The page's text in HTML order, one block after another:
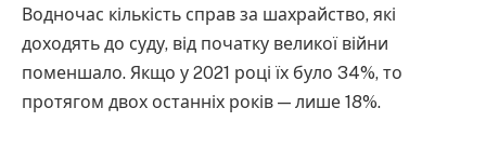
Водночас кількість справ за шахрайство, які
доходять до суду, від початку великої війни
поменшало. Якщо у 2021 році їх було 34%, то
протягом двох останніх років — лише 18%.